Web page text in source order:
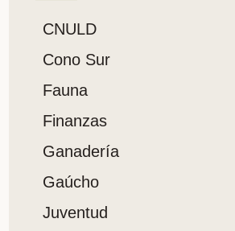
CNULD
Cono Sur
Fauna
Finanzas
Ganadería
Gaúcho
Juventud